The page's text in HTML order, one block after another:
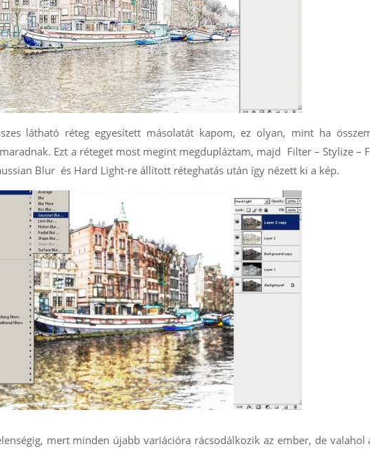
látható réteg egyesített másolatát kapom, ez olyan, mint ha
Ezt a réteget most megint megdupláztam, majd Filter – Stylize –
Blur és Hard Light-re állított réteghatás után így nézett ki a kép.
mert minden újabb variációra rácsodálkozik az ember, de valahol